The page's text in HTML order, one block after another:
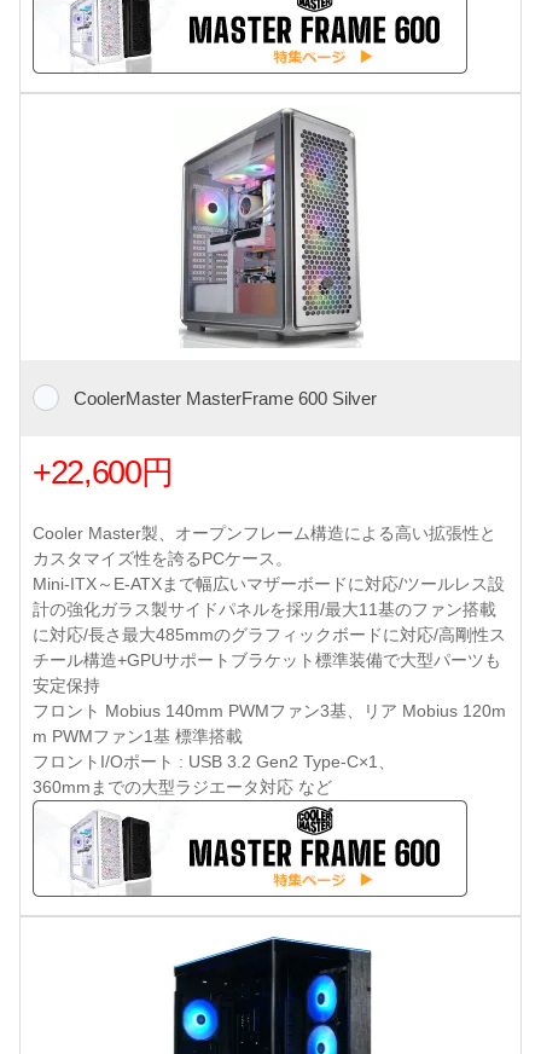
CoolerMaster MasterFrame 600 Silver
+22,600円
Cooler Master製、オープンフレーム構造による高い拡張性と
カスタマイズ性を誇るPCケース。
Mini-ITX～E-ATXまで幅広いマザーボードに対応/ツールレス設
計の強化ガラス製サイドパネルを採用/最大11基のファン搭載
に対応/長さ最大485mmのグラフィックボードに対応/高剛性ス
チール構造+GPUサポートブラケット標準装備で大型パーツも
安定保持
フロント Mobius 140mm PWMファン3基、リア Mobius 120m
m PWMファン1基 標準搭載
フロントI/Oポート : USB 3.2 Gen2 Type-C×1、
360mmまでの大型ラジエータ対応 など